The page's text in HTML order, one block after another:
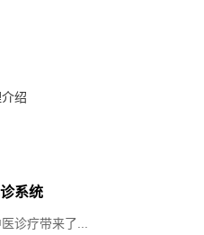
绍
系统
诊疗带来了...